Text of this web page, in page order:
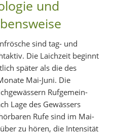
und
sind tag- und
Die Laichzeit beginnt
später als die des
Mai-Juni. Die
Rufgemein-
Lage des Gewässers
Rufe sind im Mai-
zu hören, die Intensität